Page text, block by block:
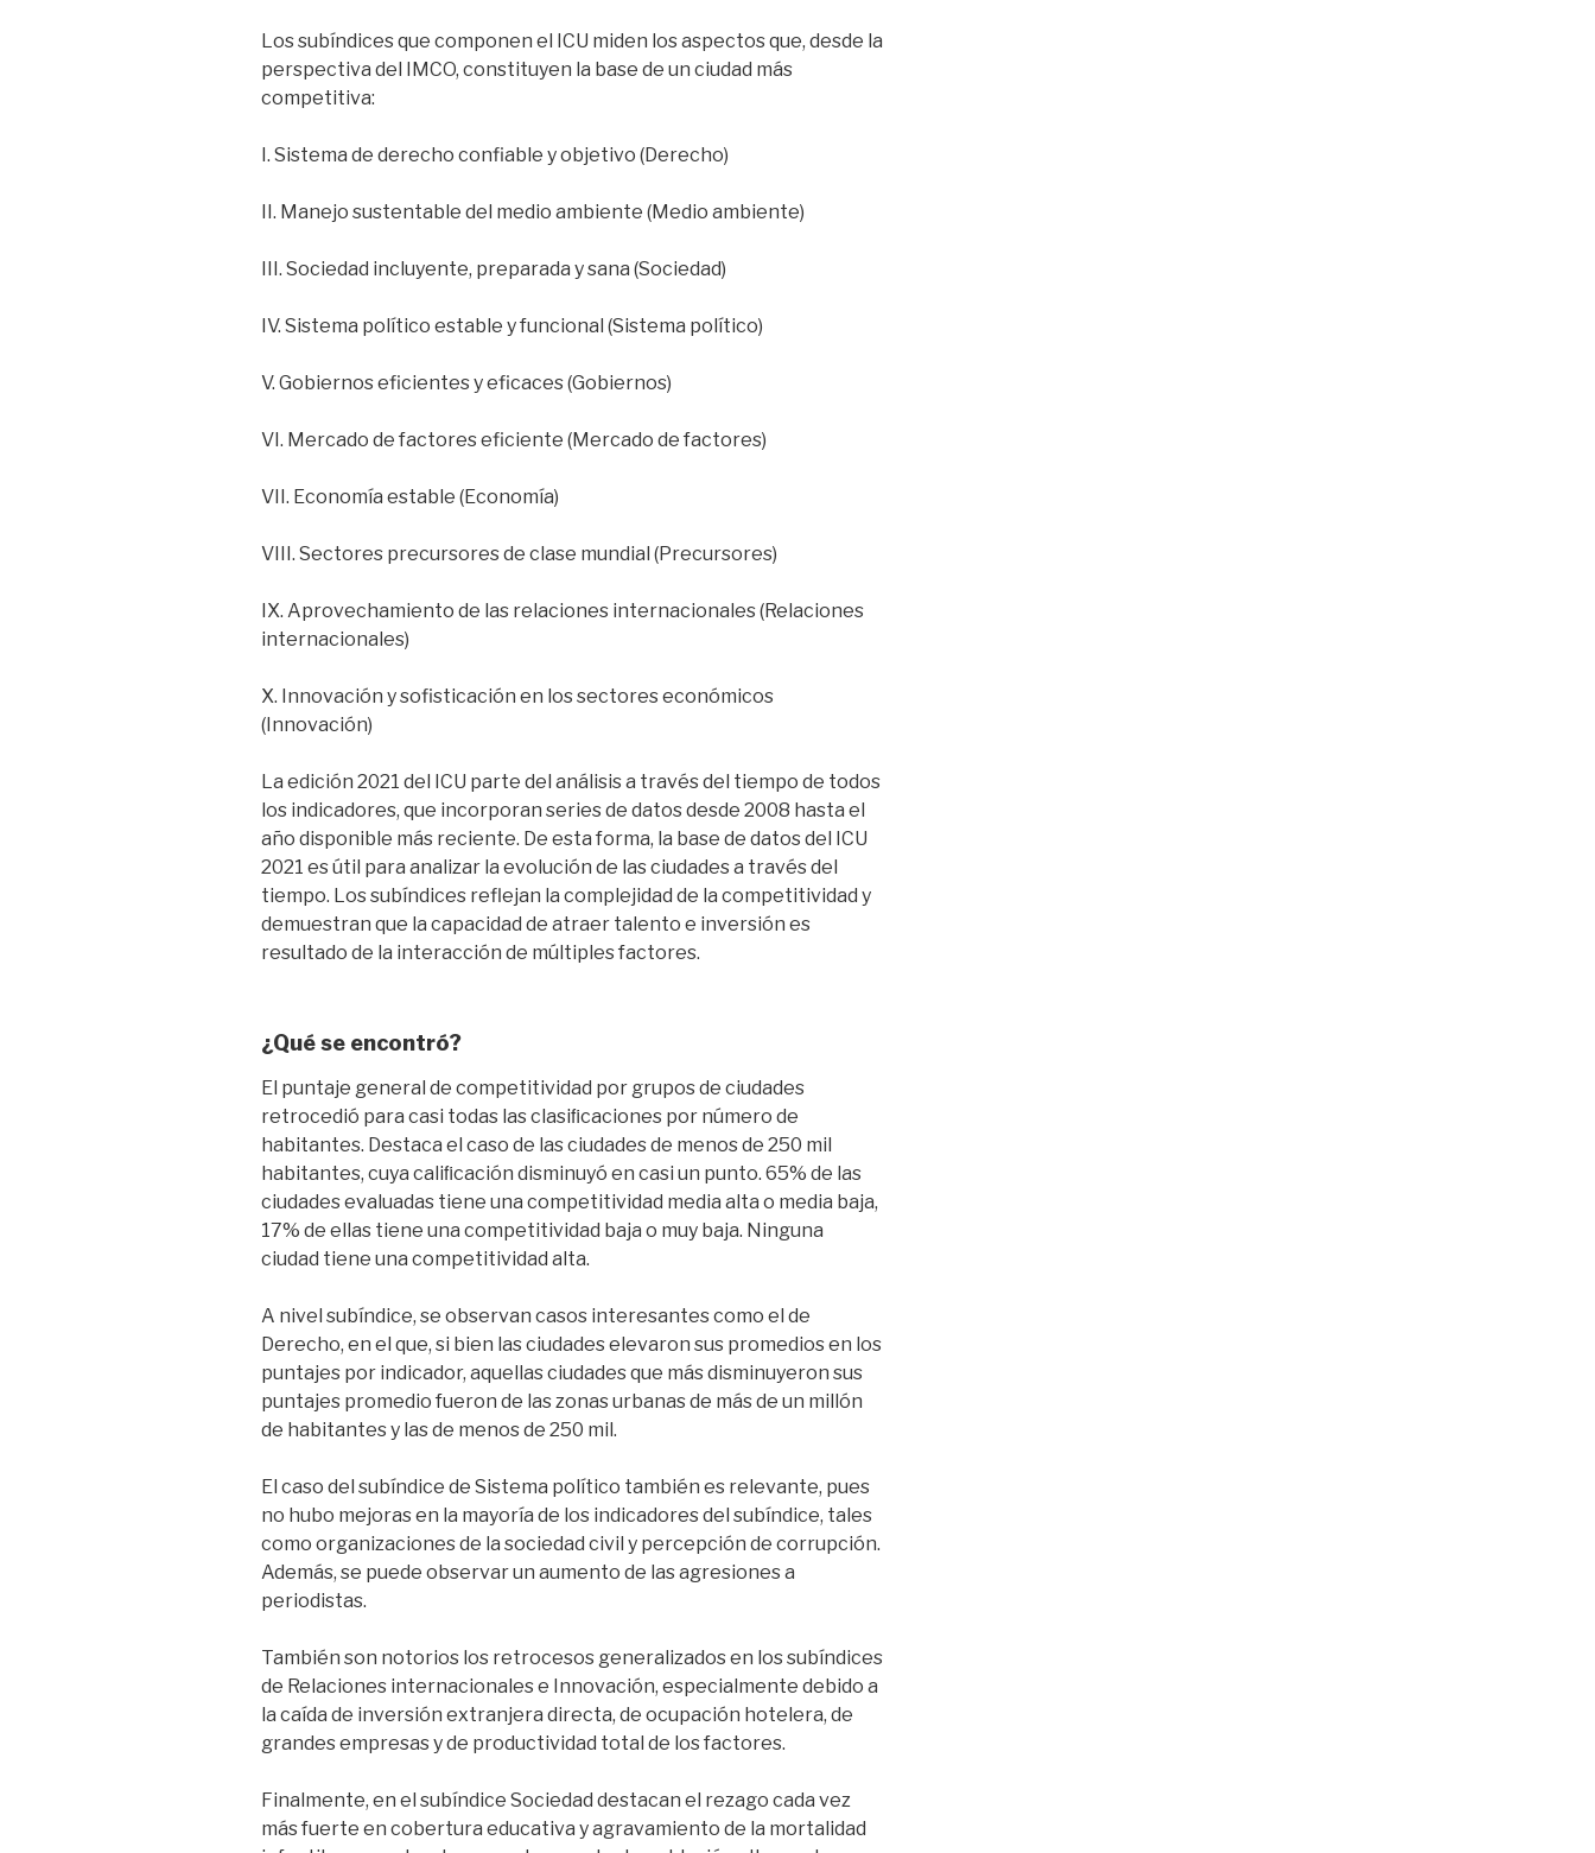
Los subíndices que componen el ICU miden los aspectos que, desde la
perspectiva del IMCO, constituyen la base de un ciudad más
competitiva:
I. Sistema de derecho confiable y objetivo (Derecho)
II. Manejo sustentable del medio ambiente (Medio ambiente)
III. Sociedad incluyente, preparada y sana (Sociedad)
IV. Sistema político estable y funcional (Sistema político)
V. Gobiernos eficientes y eficaces (Gobiernos)
VI. Mercado de factores eficiente (Mercado de factores)
VII. Economía estable (Economía)
VIII. Sectores precursores de clase mundial (Precursores)
IX. Aprovechamiento de las relaciones internacionales (Relaciones
internacionales)
X. Innovación y sofisticación en los sectores económicos
(Innovación)
La edición 2021 del ICU parte del análisis a través del tiempo de todos
los indicadores, que incorporan series de datos desde 2008 hasta el
año disponible más reciente. De esta forma, la base de datos del ICU
2021 es útil para analizar la evolución de las ciudades a través del
tiempo. Los subíndices reflejan la complejidad de la competitividad y
demuestran que la capacidad de atraer talento e inversión es
resultado de la interacción de múltiples factores.
¿Qué se encontró?
El puntaje general de competitividad por grupos de ciudades
retrocedió para casi todas las clasiﬁcaciones por número de
habitantes. Destaca el caso de las ciudades de menos de 250 mil
habitantes, cuya caliﬁcación disminuyó en casi un punto. 65% de las
ciudades evaluadas tiene una competitividad media alta o media baja,
17% de ellas tiene una competitividad baja o muy baja. Ninguna
ciudad tiene una competitividad alta.
A nivel subíndice, se observan casos interesantes como el de
Derecho, en el que, si bien las ciudades elevaron sus promedios en los
puntajes por indicador, aquellas ciudades que más disminuyeron sus
puntajes promedio fueron de las zonas urbanas de más de un millón
de habitantes y las de menos de 250 mil.
El caso del subíndice de Sistema político también es relevante, pues
no hubo mejoras en la mayoría de los indicadores del subíndice, tales
como organizaciones de la sociedad civil y percepción de corrupción.
Además, se puede observar un aumento de las agresiones a
periodistas.
También son notorios los retrocesos generalizados en los subíndices
de Relaciones internacionales e Innovación, especialmente debido a
la caída de inversión extranjera directa, de ocupación hotelera, de
grandes empresas y de productividad total de los factores.
Finalmente, en el subíndice Sociedad destacan el rezago cada vez
más fuerte en cobertura educativa y agravamiento de la mortalidad